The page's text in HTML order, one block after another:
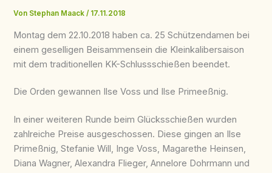
Von Stephan Maack/ 17.11.2018
Montag dem 22.10.2018 haben ca. 25 Schützendamen bei
einem geselligen Beisammensein die Kleinkalibersaison
mit dem traditionellen KK-Schlussschießen beendet.
Die Orden gewannen Ilse Voss und Ilse Primeeßnig.
In einer weiteren Runde beim Glücksschießen wurden
zahlreiche Preise ausgeschossen. Diese gingen an Ilse
Primeßnig, Stefanie Will, Inge Voss, Magarethe Heinsen,
Diana Wagner, Alexandra Flieger, Annelore Dohrmann und